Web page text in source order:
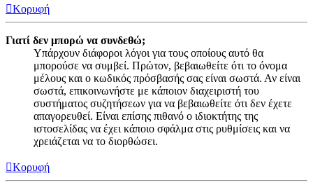
Κορυφή
Γιατί δεν μπορώ να συνδεθώ;
Υπάρχουν διάφοροι λόγοι για τους οποίους αυτό θα
μπορούσε να συμβεί. Πρώτον, βεβαιωθείτε ότι το όνομα
μέλους και ο κωδικός πρόσβασής σας είναι σωστά. Αν είναι
σωστά, επικοινωνήστε με κάποιον διαχειριστή του
συστήματος συζητήσεων για να βεβαιωθείτε ότι δεν έχετε
απαγορευθεί. Είναι επίσης πιθανό ο ιδιοκτήτης της
ιστοσελίδας να έχει κάποιο σφάλμα στις ρυθμίσεις και να
χρειάζεται να το διορθώσει.
Κορυφή